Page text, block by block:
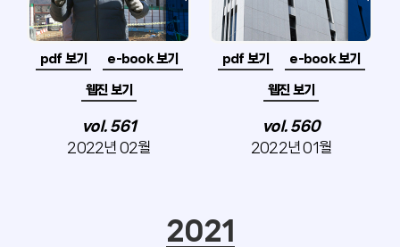
pdf 보기 e-book 보기
웹진 보기
vol. 561
2022년 02월
pdf 보기 e-book 보기
웹진 보기
vol. 560
2022년 01월
2021